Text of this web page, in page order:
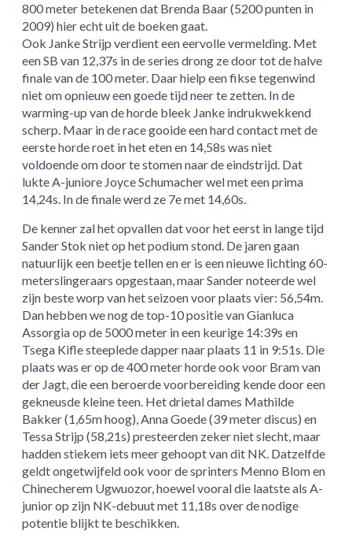
800 meter betekenen dat Brenda Baar (5200 punten in
2009) hier echt uit de boeken gaat.
Ook Janke Strijp verdient een eervolle vermelding. Met
een SB van 12,37s in de series drong ze door tot de halve
finale van de 100 meter. Daar hielp een fikse tegenwind
niet om opnieuw een goede tijd neer te zetten. In de
warming-up van de horde bleek Janke indrukwekkend
scherp. Maar in de race gooide een hard contact met de
eerste horde roet in het eten en 14,58s was niet
voldoende om door te stomen naar de eindstrijd. Dat
lukte A-juniore Joyce Schumacher wel met een prima
14,24s. In de finale werd ze 7e met 14,60s.
De kenner zal het opvallen dat voor het eerst in lange tijd
Sander Stok niet op het podium stond. De jaren gaan
natuurlijk een beetje tellen en er is een nieuwe lichting 60-
meterslingeraars opgestaan, maar Sander noteerde wel
zijn beste worp van het seizoen voor plaats vier: 56,54m.
Dan hebben we nog de top-10 positie van Gianluca
Assorgia op de 5000 meter in een keurige 14:39s en
Tsega Kifle steeplede dapper naar plaats 11 in 9:51s. Die
plaats was er op de 400 meter horde ook voor Bram van
der Jagt, die een beroerde voorbereiding kende door een
gekneusde kleine teen. Het drietal dames Mathilde
Bakker (1,65m hoog), Anna Goede (39 meter discus) en
Tessa Strijp (58,21s) presteerden zeker niet slecht, maar
hadden stiekem iets meer gehoopt van dit NK. Datzelfde
geldt ongetwijfeld ook voor de sprinters Menno Blom en
Chinecherem Ugwuozor, hoewel vooral die laatste als A-
junior op zijn NK-debuut met 11,18s over de nodige
potentie blijkt te beschikken.